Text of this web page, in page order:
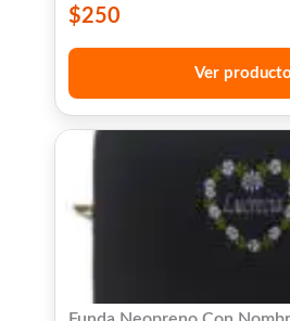
$250
Ver producto